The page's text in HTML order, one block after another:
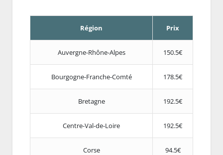
Région Prix
Auvergne-Rhône-Alpes 150.5€
Bourgogne-Franche-Comté 178.5€
Bretagne 192.5€
Centre-Val-de-Loire 192.5€
Corse 94.5€